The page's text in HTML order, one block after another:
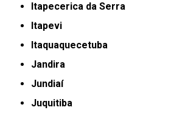
Itapecerica da Serra
Itapevi
Itaquaquecetuba
Jandira
Jundiaí
Juquitiba